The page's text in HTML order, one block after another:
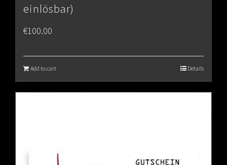
einlösbar)
€100.00
Add to cart Details